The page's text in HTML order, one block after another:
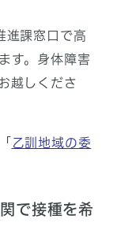
進課窓口で高
す。身体障害
越しくださ
乙訓地域の委
で接種を希